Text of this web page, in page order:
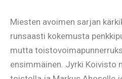
Miesten avoimen sarjan
runsaasti kokemusta
mutta
ensimmäinen. Jyrki Koivisto